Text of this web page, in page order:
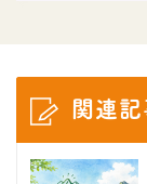
関連